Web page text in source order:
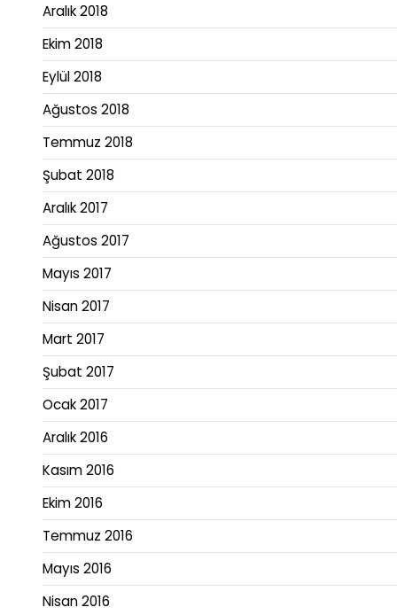
Aralık 2018
Ekim 2018
Eylül 2018
Ağustos 2018
Temmuz 2018
Şubat 2018
Aralık 2017
Ağustos 2017
Mayıs 2017
Nisan 2017
Mart 2017
Şubat 2017
Ocak 2017
Aralık 2016
Kasım 2016
Ekim 2016
Temmuz 2016
Mayıs 2016
Nisan 2016